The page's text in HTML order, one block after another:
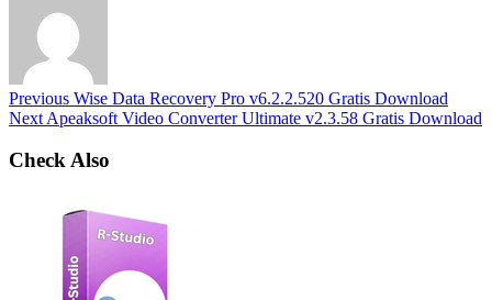
Previous Wise Data Recovery Pro v6.2.2.520 Gratis Download
Next Apeaksoft Video Converter Ultimate v2.3.58 Gratis Download
Check Also